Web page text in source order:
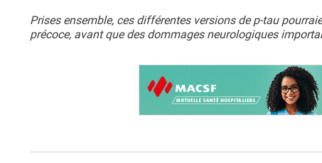
Prises ensemble, ces différentes versions de p-tau
précoce, avant que des dommages neurologiques